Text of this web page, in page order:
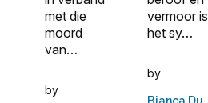
met die
moord
van…
by
vermoor is,
het sy…
by